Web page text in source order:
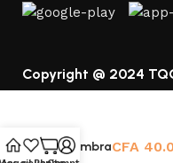
Copyright @ 2024
AmbraCFA